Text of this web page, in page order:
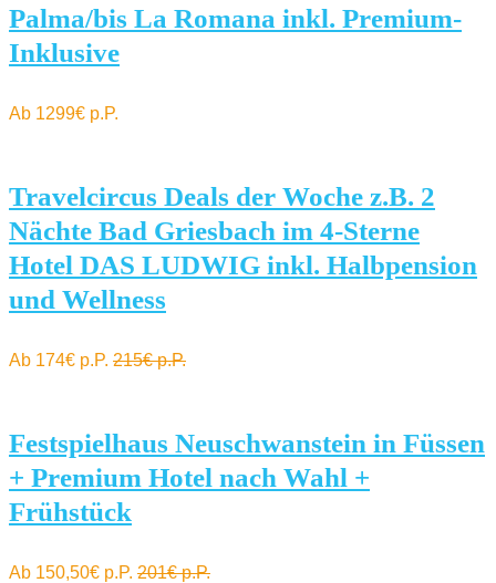
Palma/bis La Romana inkl. Premium-
Inklusive
Ab 1299€ p.P.
Travelcircus Deals der Woche z.B. 2
Nächte Bad Griesbach im 4-Sterne
Hotel DAS LUDWIG inkl. Halbpension
und Wellness
Ab 174€ p.P. 215€ p.P.
Festspielhaus Neuschwanstein in Füssen
+ Premium Hotel nach Wahl +
Frühstück
Ab 150,50€ p.P. 201€ p.P.